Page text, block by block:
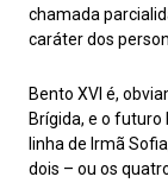
chamada
caráter dos
Bento XVI é,
Brígida, e o
linha de Irmã
dois – ou os